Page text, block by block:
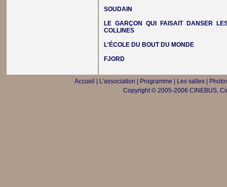
SOUDAIN
LE GARÇON QUI FAISAIT DANSER
COLLINES
L'ÉCOLE DU BOUT DU MONDE
FJORD
Accueil L'association Programme Les salles|
Copyright © 2005-2006 CINEBUS,